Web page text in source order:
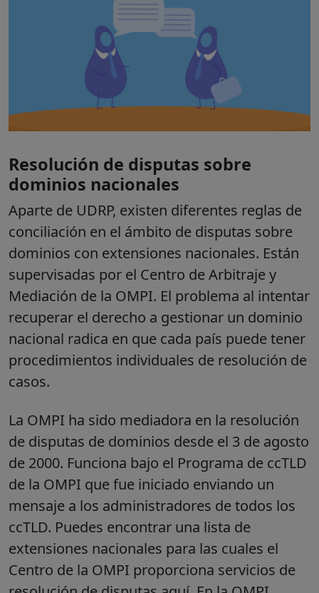
Resolución de disputas sobre
dominios nacionales
Aparte de UDRP, existen diferentes reglas de
conciliación en el ámbito de disputas sobre
dominios con extensiones nacionales. Están
supervisadas por el Centro de Arbitraje y
Mediación de la OMPI. El problema al intentar
recuperar el derecho a gestionar un dominio
nacional radica en que cada país puede tener
procedimientos individuales de resolución de
casos.
La OMPI ha sido mediadora en la resolución
de disputas de dominios desde el 3 de agosto
de 2000. Funciona bajo el Programa de ccTLD
de la OMPI que fue iniciado enviando un
mensaje a los administradores de todos los
ccTLD. Puedes encontrar una lista de
extensiones nacionales para las cuales el
Centro de la OMPI proporciona servicios de